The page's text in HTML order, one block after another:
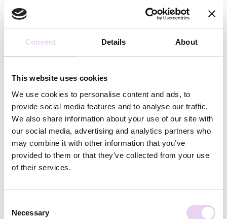
Consent Details About
This website uses cookies
We use cookies to personalise content and ads, to
provide social media features and to analyse our traffic.
We also share information about your use of our site with
our social media, advertising and analytics partners who
may combine it with other information that you’ve
provided to them or that they’ve collected from your use
of their services.
Selection
Necessary
Die Marken, die hier gewinnen, behandeln Community-
und Creator-Content wie eine Content-Lieferkette —
nicht wie ein Nice-to-have.
Überzeugung kommen